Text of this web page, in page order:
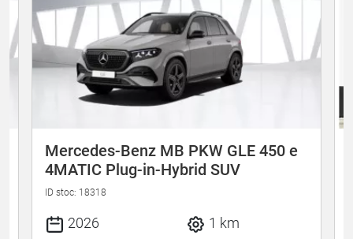
Mercedes-Benz MB PKW GLE 450 e
4MATIC Plug-in-Hybrid SUV
ID stoc: 18318
2026
1 km